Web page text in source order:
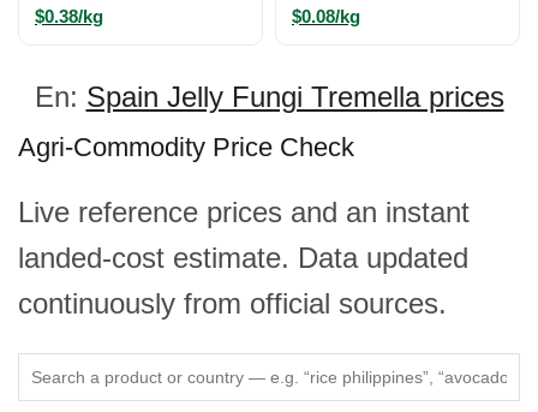
$0.38/kg $0.08/kg
En: Spain Jelly Fungi Tremella prices
Agri-Commodity Price Check
Live reference prices and an instant
landed-cost estimate. Data updated
continuously from official sources.